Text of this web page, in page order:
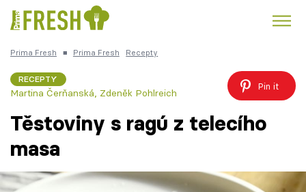
Česká kuchyně Čokoláda
Témata
Prima Fresh ■ Prima Fresh Recepty
RECEPTY
Martina Čerňanská Zdeněk Pohlreich
Pin it
Těstoviny s ragú z telecího
masa